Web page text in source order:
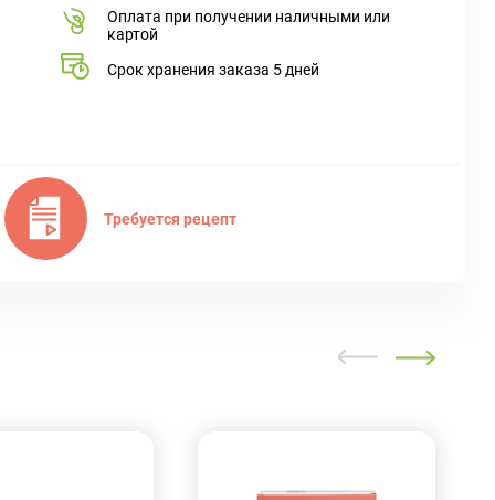
Оплата при получении наличными или
картой
Срок хранения заказа 5 дней
Требуется рецепт